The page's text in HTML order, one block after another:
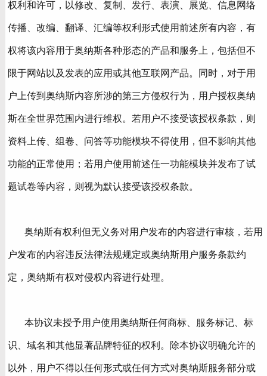
权利和许可，以修改、复制、发行、表演、展览、信息网络
传播、改编、翻译、汇编等权利形式使用前述所有内容，有
权将该内容用于奥纳斯各种形态的产品和服务上，包括但不
限于网站以及发表的应用或其他互联网产品。同时，对于用
户上传到奥纳斯内容所涉的第三方侵权行为，用户授权奥纳
斯在全世界范围内进行维权。若用户不接受该授权条款，则
资料上传、组卷、问答等功能模块不得使用，但不影响其他
功能的正常使用；若用户使用前述任一功能模块并发布了试
题试卷等内容，则视为默认接受该授权条款。
奥纳斯有权利但无义务对用户发布的内容进行审核，若用
户发布的内容违反法律法规规定或奥纳斯用户服务条款约
定，奥纳斯有权对侵权内容进行处理。
本协议未授予用户使用奥纳斯任何商标、服务标记、标
识、域名和其他显著品牌特征的权利。除本协议明确允许的
以外，用户不得以任何形式或任何方式对奥纳斯服务部分或